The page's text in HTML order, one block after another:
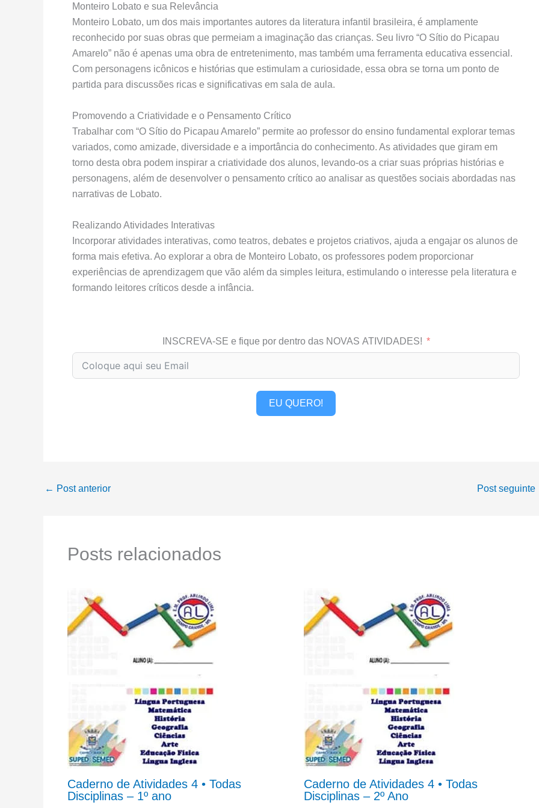
Monteiro Lobato e sua Relevância
Monteiro Lobato, um dos mais importantes autores da literatura infantil brasileira, é amplamente
reconhecido por suas obras que permeiam a imaginação das crianças. Seu livro “O Sítio do Picapau
Amarelo” não é apenas uma obra de entretenimento, mas também uma ferramenta educativa essencial.
Com personagens icônicos e histórias que estimulam a curiosidade, essa obra se torna um ponto de
partida para discussões ricas e significativas em sala de aula.
Promovendo a Criatividade e o Pensamento Crítico
Trabalhar com “O Sítio do Picapau Amarelo” permite ao professor do ensino fundamental explorar temas
variados, como amizade, diversidade e a importância do conhecimento. As atividades que giram em
torno desta obra podem inspirar a criatividade dos alunos, levando-os a criar suas próprias histórias e
personagens, além de desenvolver o pensamento crítico ao analisar as questões sociais abordadas nas
narrativas de Lobato.
Realizando Atividades Interativas
Incorporar atividades interativas, como teatros, debates e projetos criativos, ajuda a engajar os alunos de
forma mais efetiva. Ao explorar a obra de Monteiro Lobato, os professores podem proporcionar
experiências de aprendizagem que vão além da simples leitura, estimulando o interesse pela literatura e
formando leitores críticos desde a infância.
INSCREVA-SE e fique por dentro das NOVAS ATIVIDADES!
EU QUERO!
← Post anterior Post seguinte
Posts relacionados
Caderno de Atividades 4 • Todas
Disciplinas – 1º ano
Caderno de Atividades 4 • Todas
Disciplinas – 2º Ano